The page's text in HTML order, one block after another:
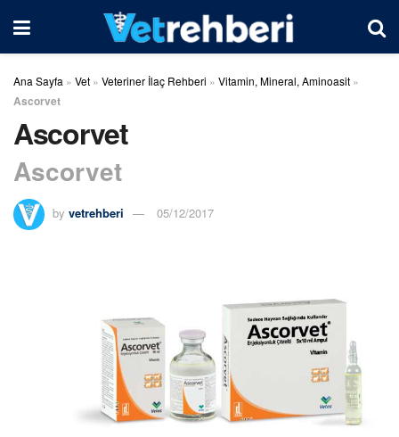
Ana Sayfa » Vet » Veteriner İlaç Rehberi » Vitamin, Mineral, Aminoasit »
Ascorvet
Ascorvet
Ascorvet
by vetrehberi 05/12/2017